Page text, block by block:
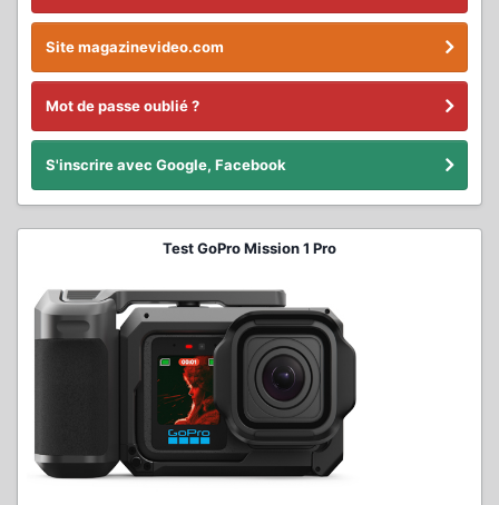
Site magazinevideo.com
Mot de passe oublié ?
S'inscrire avec Google, Facebook
Test GoPro Mission 1 Pro